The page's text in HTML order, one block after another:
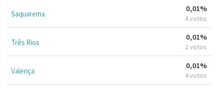
Saquarema
0,01%
4 votos
Três Rios
0,01%
2 votos
Valença
0,01%
4 votos